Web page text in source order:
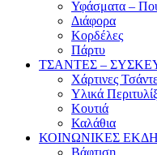
Υφάσματα –
Διάφορα
Κορδέλες
Πάρτυ
ΤΣΑΝΤΕΣ –
Χάρτινες
Υλικά
Κουτιά
Καλάθια
ΚΟΙΝΩΝΙΚΕΣ
Βάφτιση